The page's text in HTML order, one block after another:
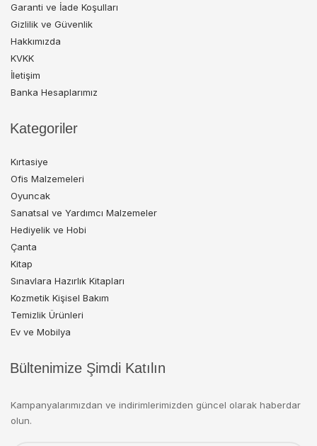
Garanti ve İade Koşulları
Gizlilik ve Güvenlik
Hakkımızda
KVKK
İletişim
Banka Hesaplarımız
Kategoriler
Kırtasiye
Ofis Malzemeleri
Oyuncak
Sanatsal ve Yardımcı Malzemeler
Hediyelik ve Hobi
Çanta
Kitap
Sınavlara Hazırlık Kitapları
Kozmetik Kişisel Bakım
Temizlik Ürünleri
Ev ve Mobilya
Bültenimize Şimdi Katılın
Kampanyalarımızdan ve indirimlerimizden güncel olarak haberdar
olun.